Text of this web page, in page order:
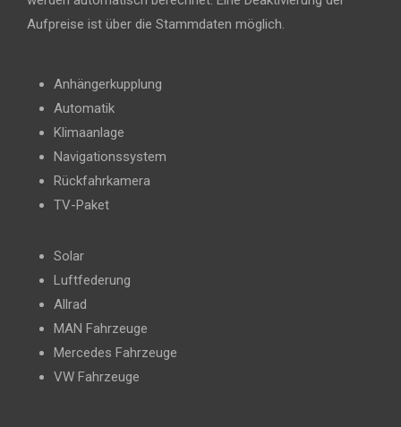
Aufpreise ist über die Stammdaten möglich.
Anhängerkupplung
Automatik
Klimaanlage
Navigationssystem
Rückfahrkamera
TV-Paket
Solar
Luftfederung
Allrad
MAN Fahrzeuge
Mercedes Fahrzeuge
VW Fahrzeuge